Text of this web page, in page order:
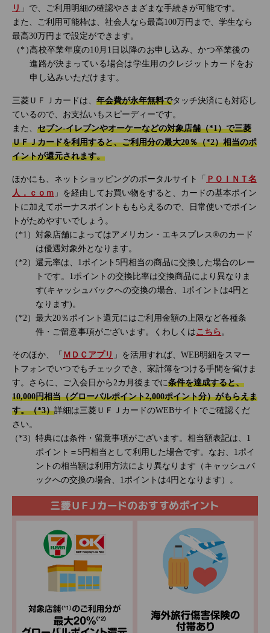
リ 」で、ご利用明細の確認やさまざまな手続きが可能です。
また、ご利用可能枠は、社会人なら最高100万円まで、学生なら
最高30万円まで設定ができます。
高校卒業年度の10月1日以降のお申し込み、かつ卒業後の
進路が決まっている場合は学生用のクレジットカードをお
申し込みいただけます。
三菱ＵＦＪカードは、 年会費が永年無料でタッチ決済にも対応し
ているので、お支払いもスピーディーです。
また、 セブン‐イレブンやオーケーなどの対象店舗（*1）で三菱
ＵＦＪカードを利用すると、ご利用分の最大20％（*2）相当のポ
イントが還元されます。
ほかにも、ネットショッピングのポータルサイト「
ＰＯＩＮＴ名
人．ｃｏｍ 」を経由してお買い物をすると、カードの基本ポイン
トに加えてボーナスポイントももらえるので、日常使いでポイン
トがためやすいでしょう。
対象店舗によってはアメリカン・エキスプレス®のカード
は優遇対象外となります。
還元率は、1ポイント5円相当の商品に交換した場合のレー
トです。1ポイントの交換比率は交換商品により異なりま
す(キャッシュバックへの交換の場合、1ポイントは4円と
なります)。
最大20％ポイント還元にはご利用金額の上限など各種条
件・ご留意事項がございます。くわしくはこちら。
そのほか、「 ＭＤＣアプリ 」を活用すれば、WEB明細をスマー
トフォンでいつでもチェックでき、家計簿をつける手間を省けま
す。さらに、ご入会日から2カ月後までに条件を達成すると、
10,000円相当（グローバルポイント2,000ポイント分）がもらえま
す。（*3）詳細は三菱ＵＦＪカードのWEBサイトでご確認くだ
さい。
特典には条件・留意事項がございます。相当額表記は、1
ポイント＝5円相当として利用した場合です。なお、1ポイ
ントの相当額は利用方法により異なります（キャッシュバ
ックへの交換の場合、1ポイントは4円となります）。